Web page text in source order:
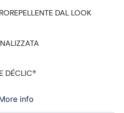
info
DAL LOOK
DÉCLIC®